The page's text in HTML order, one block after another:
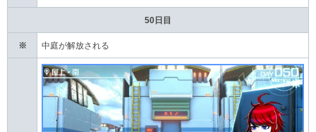
50日目
※ 中庭が解放される